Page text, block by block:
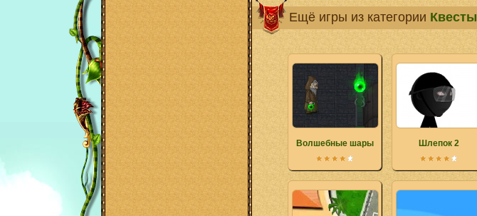
Ещё игры из категории Квесты
Волшебные шары Шлепок 2